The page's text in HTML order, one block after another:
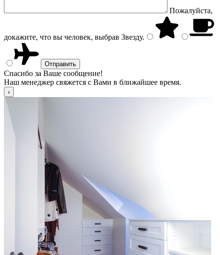
Пожалуйста,
докажите, что вы человек, выбрав Звезду.
Спасибо за Ваше сообщение!
Наш менеджер свяжется с Вами в ближайшее время.